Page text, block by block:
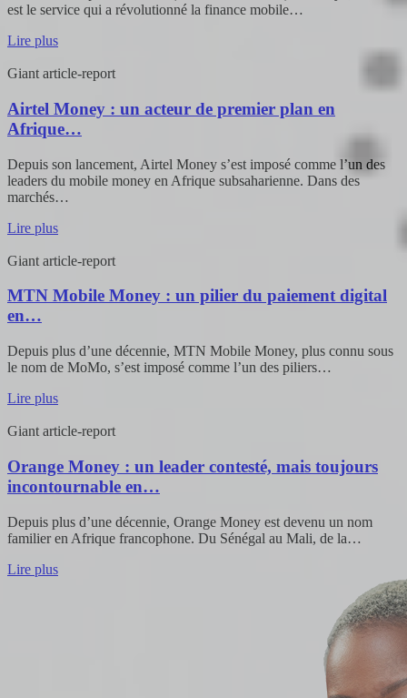
est le service qui a révolutionné la finance mobile…
Lire plus
Giant article-report
Airtel Money : un acteur de premier plan en
Afrique…
Depuis son lancement, Airtel Money s’est imposé comme l’un des
leaders du mobile money en Afrique subsaharienne. Dans des
marchés…
Lire plus
Giant article-report
MTN Mobile Money : un pilier du paiement digital
en…
Depuis plus d’une décennie, MTN Mobile Money, plus connu sous
le nom de MoMo, s’est imposé comme l’un des piliers…
Lire plus
Giant article-report
Orange Money : un leader contesté, mais toujours
incontournable en…
Depuis plus d’une décennie, Orange Money est devenu un nom
familier en Afrique francophone. Du Sénégal au Mali, de la…
Lire plus